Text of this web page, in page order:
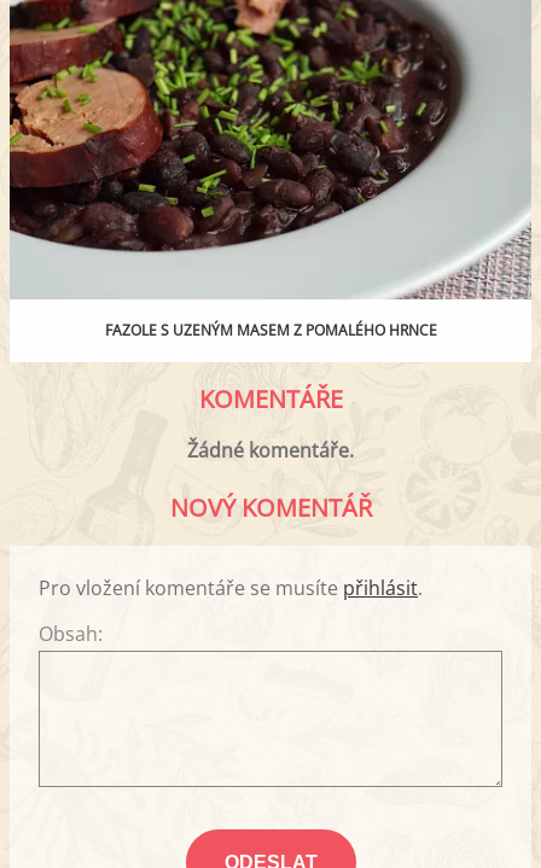
FAZOLE S UZENÝM MASEM Z POMALÉHO HRNCE
KOMENTÁŘE
Žádné komentáře.
NOVÝ KOMENTÁŘ
Pro vložení komentáře se musíte přihlásit.
Obsah: